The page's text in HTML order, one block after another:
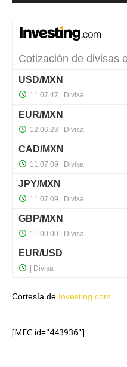
Cortesía de Investing.com
[MEC id="443936"]